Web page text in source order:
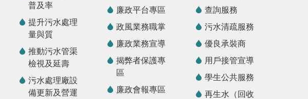
普及率
提升污水處理
量與質
推動污水管渠
檢視及延壽
污水處理廠設
備更新及營運
廉政平台專區
政風業務職掌
廉政業務宣導
揭弊者保護專
區
廉政會報專區
查詢服務
污水清疏服務
優良承裝商
用戶接管宣導
學生公共服務
再生水（回收